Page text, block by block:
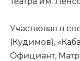
Участвовал в
(Кудимов),
Официант,